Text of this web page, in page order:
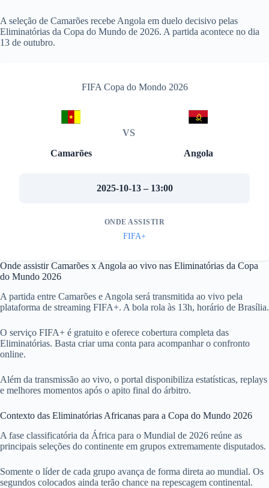
A seleção de Camarões recebe Angola em duelo decisivo pelas
Eliminatórias da Copa do Mundo de 2026. A partida acontece no dia
13 de outubro.
FIFA Copa do Mondo 2026
Camarões
VS
Angola
2025-10-13 – 13:00
ONDE ASSISTIR
FIFA+
Onde assistir Camarões x Angola ao vivo nas Eliminatórias da Copa
do Mundo 2026
A partida entre Camarões e Angola será transmitida ao vivo pela
plataforma de streaming FIFA+. A bola rola às 13h, horário de Brasília.
O serviço FIFA+ é gratuito e oferece cobertura completa das
Eliminatórias. Basta criar uma conta para acompanhar o confronto
online.
Além da transmissão ao vivo, o portal disponibiliza estatísticas, replays
e melhores momentos após o apito final do árbitro.
Contexto das Eliminatórias Africanas para a Copa do Mundo 2026
A fase classificatória da África para o Mundial de 2026 reúne as
principais seleções do continente em grupos extremamente disputados.
Somente o líder de cada grupo avança de forma direta ao mundial. Os
segundos colocados ainda terão chance na repescagem continental.